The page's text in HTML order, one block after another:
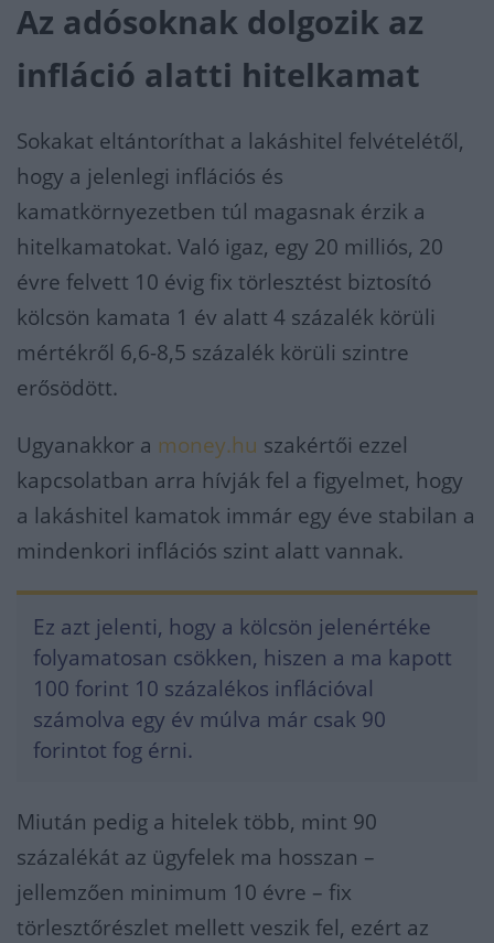
Az adósoknak dolgozik az
infláció alatti hitelkamat
Sokakat eltántoríthat a lakáshitel felvételétől,
hogy a jelenlegi inflációs és
kamatkörnyezetben túl magasnak érzik a
hitelkamatokat. Való igaz, egy 20 milliós, 20
évre felvett 10 évig fix törlesztést biztosító
kölcsön kamata 1 év alatt 4 százalék körüli
mértékről 6,6-8,5 százalék körüli szintre
erősödött.
Ugyanakkor a money.hu szakértői ezzel
kapcsolatban arra hívják fel a figyelmet, hogy
a lakáshitel kamatok immár egy éve stabilan a
mindenkori inflációs szint alatt vannak.
Ez azt jelenti, hogy a kölcsön jelenértéke
folyamatosan csökken, hiszen a ma kapott
100 forint 10 százalékos inflációval
számolva egy év múlva már csak 90
forintot fog érni.
Miután pedig a hitelek több, mint 90
százalékát az ügyfelek ma hosszan –
jellemzően minimum 10 évre – fix
törlesztőrészlet mellett veszik fel, ezért az